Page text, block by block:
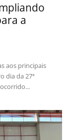
a
aos principais
dia da 27ª